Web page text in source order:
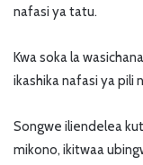
nafasi ya tatu.
Kwa soka la
ikashika nafasi ya pili
Songwe iliendelea
mikono, ikitwaa